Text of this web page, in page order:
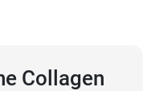
Collagen